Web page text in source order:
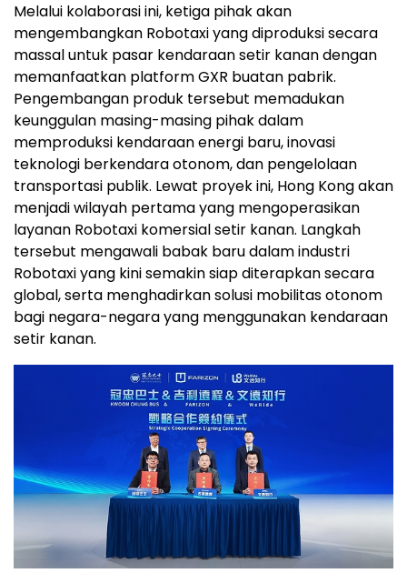
Melalui kolaborasi ini, ketiga pihak akan
mengembangkan Robotaxi yang diproduksi secara
massal untuk pasar kendaraan setir kanan dengan
memanfaatkan platform GXR buatan pabrik.
Pengembangan produk tersebut memadukan
keunggulan masing-masing pihak dalam
memproduksi kendaraan energi baru, inovasi
teknologi berkendara otonom, dan pengelolaan
transportasi publik. Lewat proyek ini, Hong Kong akan
menjadi wilayah pertama yang mengoperasikan
layanan Robotaxi komersial setir kanan. Langkah
tersebut mengawali babak baru dalam industri
Robotaxi yang kini semakin siap diterapkan secara
global, serta menghadirkan solusi mobilitas otonom
bagi negara-negara yang menggunakan kendaraan
setir kanan.